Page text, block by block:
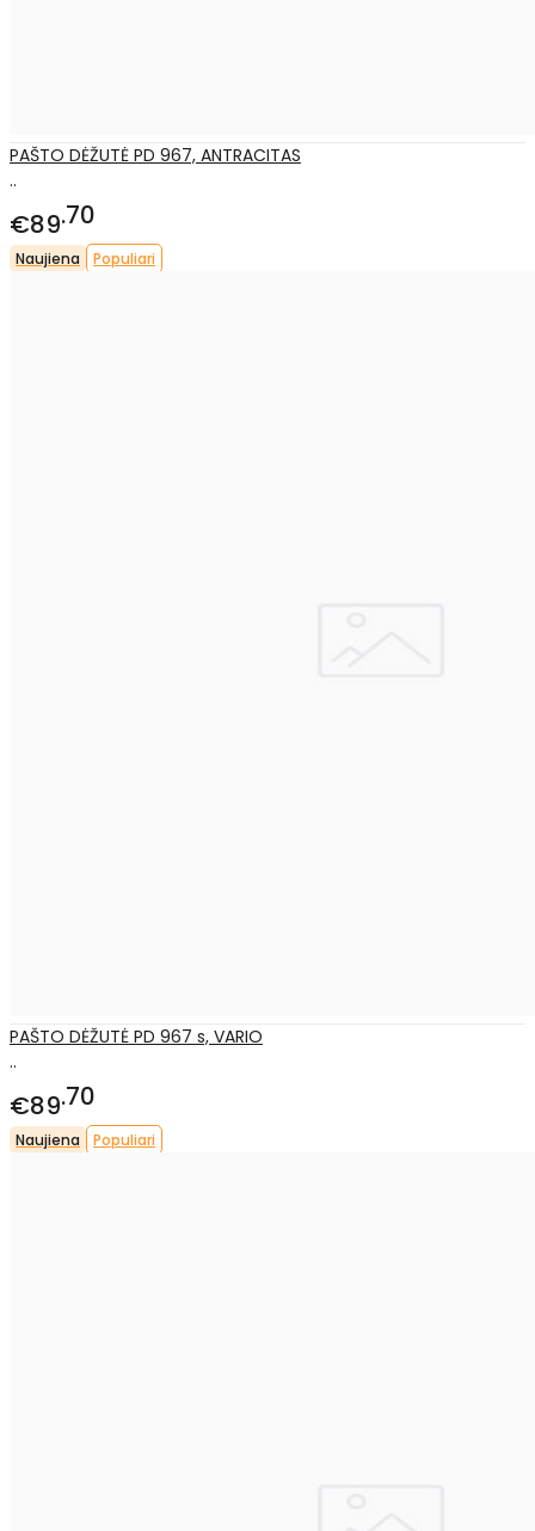
PAŠTO DĖŽUTĖ PD 967, ANTRACITAS
..
€89 70
Naujiena Populiari
PAŠTO DĖŽUTĖ PD 967 s, VARIO
..
€89 70
Naujiena Populiari